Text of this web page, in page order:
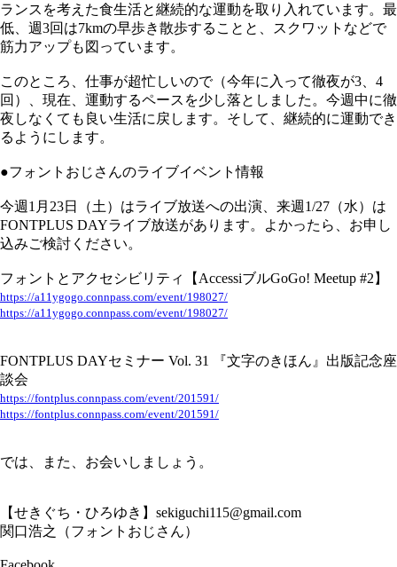
ランスを考えた食生活と継続的な運動を取り入れています。最
低、週3回は7kmの早歩き散歩することと、スクワットなどで
筋力アップも図っています。
このところ、仕事が超忙しいので（今年に入って徹夜が3、4
回）、現在、運動するペースを少し落としました。今週中に徹
夜しなくても良い生活に戻します。そして、継続的に運動でき
るようにします。
●フォントおじさんのライブイベント情報
今週1月23日（土）はライブ放送への出演、来週1/27（水）は
FONTPLUS DAYライブ放送があります。よかったら、お申し
込みご検討ください。
フォントとアクセシビリティ【AccessiブルGoGo! Meetup #2】
https://a11ygogo.connpass.com/event/198027/
https://a11ygogo.connpass.com/event/198027/
FONTPLUS DAYセミナー Vol. 31 『文字のきほん』出版記念座
談会
https://fontplus.connpass.com/event/201591/
https://fontplus.connpass.com/event/201591/
では、また、お会いしましょう。
【せきぐち・ひろゆき】sekiguchi115@gmail.com
関口浩之（フォントおじさん）